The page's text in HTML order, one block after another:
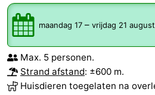
maandag 17 – vrijdag 21
Max. 5 personen.
Strand afstand: ±600 m.
Huisdieren toegelaten na